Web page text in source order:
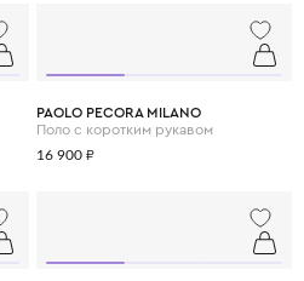
PAOLO PECORA MILANO
Поло с коротким рукавом
16 900 ₽